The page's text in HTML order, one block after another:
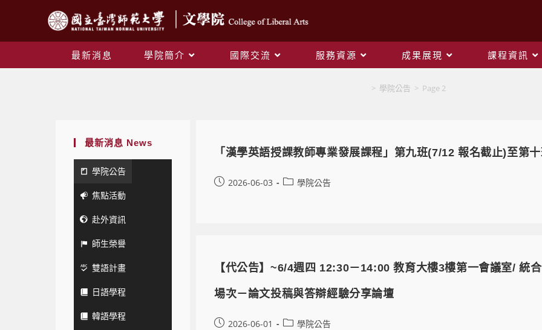
最新消息 學院簡介 國際交流 服務資源 成果展現 課程資訊
> 學院公告 > Page 2
最新消息 News
學院公告
焦點活動
赴外資訊
師生榮譽
雙語計畫
日語學程
韓語學程
「漢學英語授課教師專業發展課程」第九班(7/12 報名截止)至第
2026-06-03 學院公告
【代公告】~6/4週四 12:30－14:00 教育大樓3樓第一會議室/
場次－論文投稿與答辯經驗分享論壇
2026-06-01 學院公告